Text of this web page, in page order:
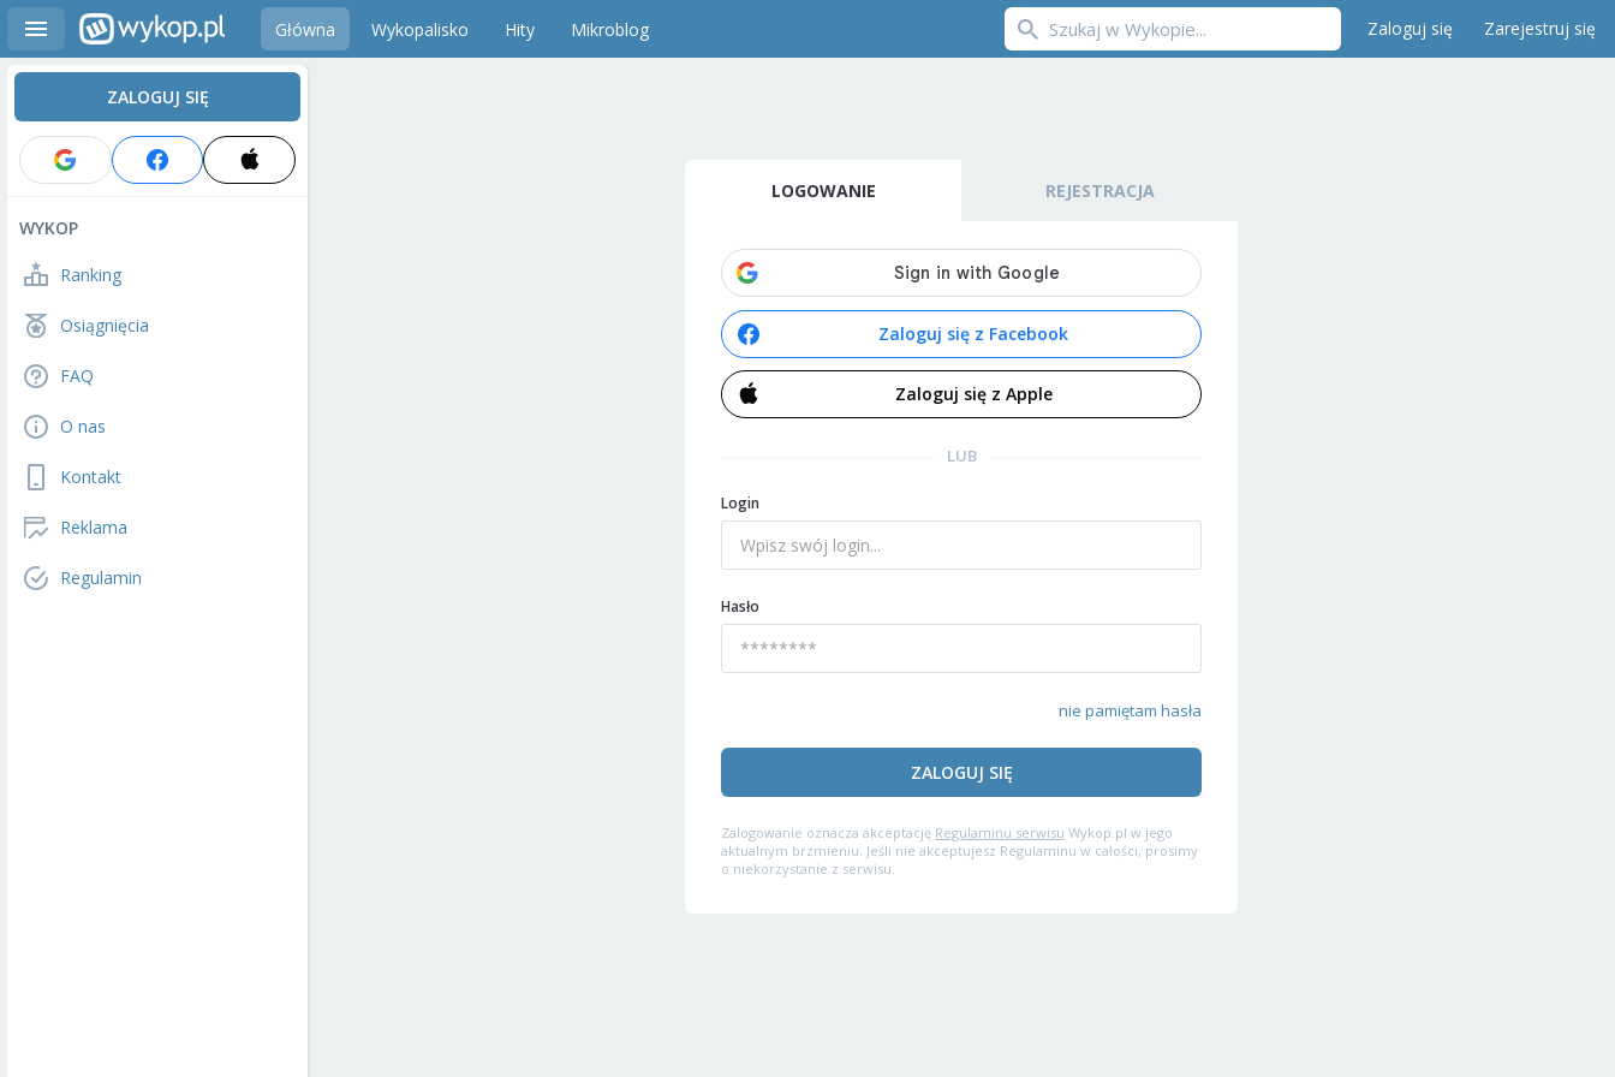
Główna Wykopalisko Hity Mikroblog Zaloguj się Zarejestruj się
ZALOGUJ SIĘ
WYKOP
Ranking
Osiągnięcia
FAQ
O nas
Kontakt
Reklama
Regulamin
LOGOWANIE REJESTRACJA
Zaloguj się z Facebook
Zaloguj się z Apple
LUB
Login
Hasło
nie pamiętam hasła
ZALOGUJ SIĘ
Zalogowanie oznacza akceptację Regulaminu serwisu Wykop.pl w jego
aktualnym brzmieniu. Jeśli nie akceptujesz Regulaminu w całości, prosimy
o niekorzystanie z serwisu.